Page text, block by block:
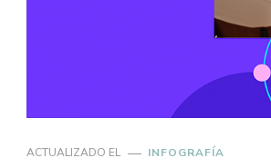
ACTUALIZADO EL INFOGRAFÍA